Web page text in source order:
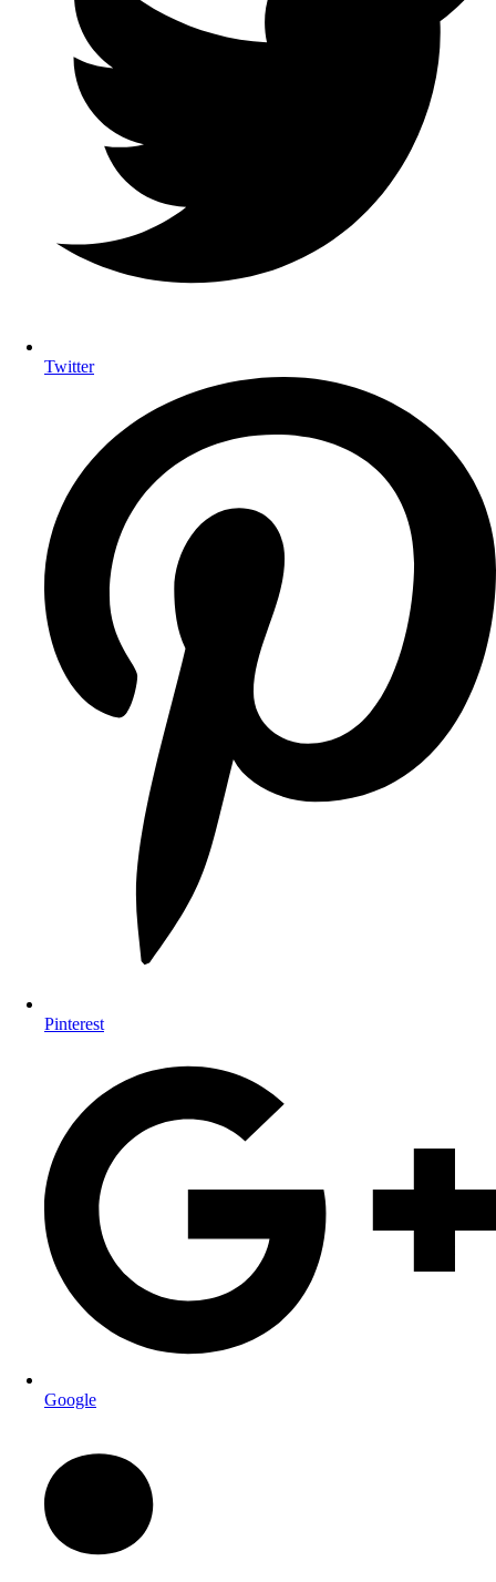
Twitter
Pinterest
Google